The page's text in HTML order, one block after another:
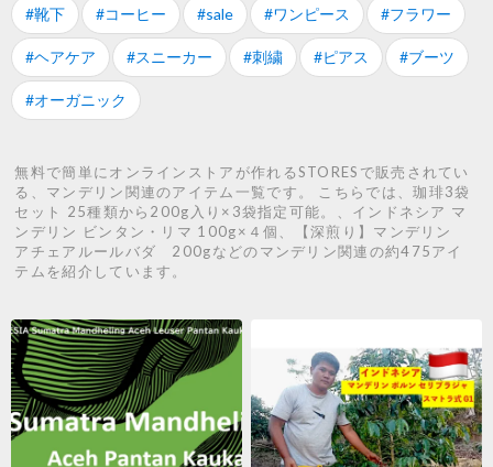
#靴下 #コーヒー #sale #ワンピース #フラワー
#ヘアケア #スニーカー #刺繍 #ピアス #ブーツ
#オーガニック
無料で簡単にオンラインストアが作れるSTORESで販売されてい
る、マンデリン関連のアイテム一覧です。 こちらでは、珈琲3袋
セット 25種類から200g入り×3袋指定可能。、インドネシア マ
ンデリン ビンタン・リマ 100g×４個、【深煎り】マンデリン
アチェアルールバダ 200gなどのマンデリン関連の約475アイ
テムを紹介しています。